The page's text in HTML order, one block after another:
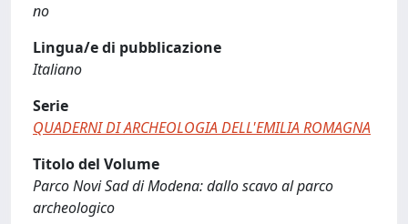
no
Lingua/e di pubblicazione
Italiano
Serie
QUADERNI DI ARCHEOLOGIA DELL'EMILIA ROMAGNA
Titolo del Volume
Parco Novi Sad di Modena: dallo scavo al parco
archeologico